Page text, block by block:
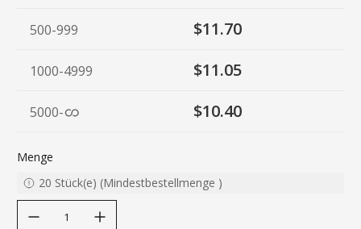
500-999 $11.70
1000-4999 $11.05
5000- $10.40
Menge
20 Stück(e) (Mindestbestellmenge )